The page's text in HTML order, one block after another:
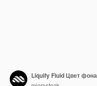
Liquify Fluid Цвет фона